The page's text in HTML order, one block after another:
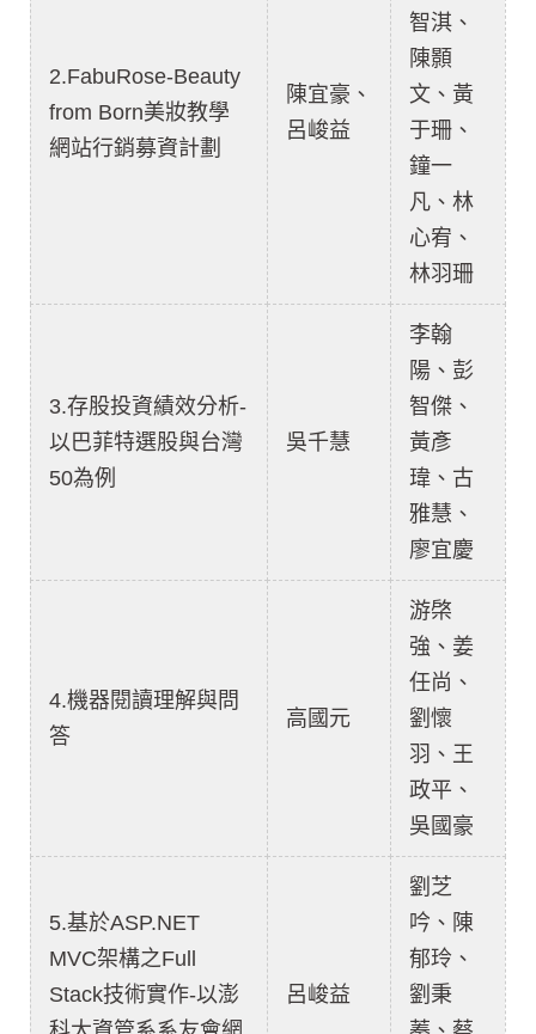
2.FabuRose-Beauty
from Born美妝教學
網站行銷募資計劃
陳宜豪、
呂峻益
智淇、
陳顥
文、黃
于珊、
鐘一
凡、林
心宥、
林羽珊
3.存股投資績效分析-
以巴菲特選股與台灣
50為例
吳千慧
李翰
陽、彭
智傑、
黃彥
瑋、古
雅慧、
廖宜慶
4.機器閱讀理解與問
答
高國元
游棨
強、姜
任尚、
劉懷
羽、王
政平、
吳國豪
5.基於ASP.NET
MVC架構之Full
Stack技術實作-以澎
呂峻益
劉芝
吟、陳
郁玲、
劉秉